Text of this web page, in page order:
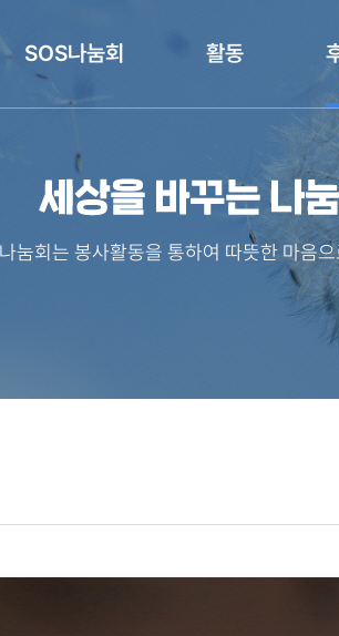
SOS나눔회 활동
눔회는 봉사활동을 통하여 따뜻한 마음